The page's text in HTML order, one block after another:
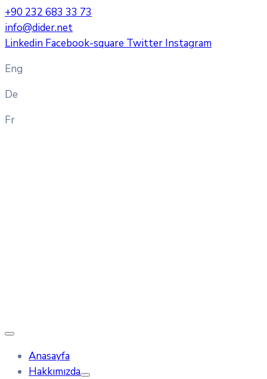
+90 232 683 33 73
info@dider.net
Linkedin Facebook-square Twitter Instagram
Eng
De
Fr
Anasayfa
Hakkımızda